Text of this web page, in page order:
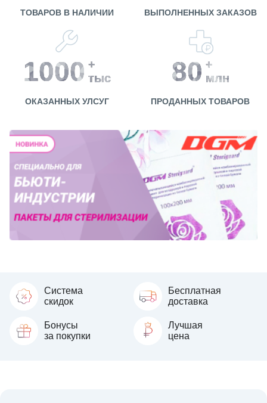
ТОВАРОВ В НАЛИЧИИ ВЫПОЛНЕННЫХ ЗАКАЗОВ
1000 +
тыс
ОКАЗАННЫХ УЛСУГ
80 +
млн
ПРОДАННЫХ ТОВАРОВ
Система
скидок
Бесплатная
доставка
Бонусы
за покупки
Лучшая
цена